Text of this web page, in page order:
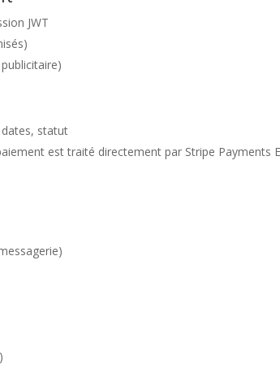
JWT
statut
est traité directement par Stripe Payments